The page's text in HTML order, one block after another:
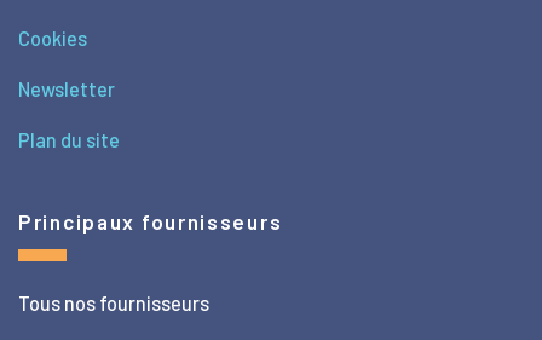
Cookies
Newsletter
Plan du site
Principaux fournisseurs
Tous nos fournisseurs